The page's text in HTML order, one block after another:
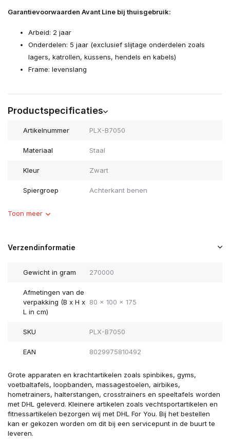
Garantievoorwaarden Avant Line bij thuisgebruik:
Arbeid: 2 jaar
Onderdelen: 5 jaar (exclusief slijtage onderdelen zoals
lagers, katrollen, kussens, hendels en kabels)
Frame: levenslang
Productspecificaties
Artikelnummer PLX-B7050
Materiaal Staal
Kleur Zwart
Spiergroep Achterkant benen
Toon meer
Verzendinformatie
Gewicht in gram 270000
Afmetingen van de
verpakking (B x H x
L in cm)
80 x 100 x 175
SKU PLX-B7050
EAN 8029975810492
Grote apparaten en krachtartikelen zoals spinbikes, gyms,
voetbaltafels, loopbanden, massagestoelen, airbikes,
hometrainers, halterstangen, crosstrainers en speeltafels worden
met DHL geleverd. Kleinere artikelen zoals vechtsportartikelen en
fitnessartikelen bezorgen wij met DHL For You. Bij het bestellen
kan er gekozen worden om dit bij een servicepunt in de buurt te
leveren.